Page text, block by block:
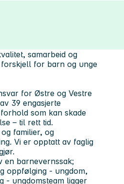
samarbeid og
for barn og unge
for Østre og Vestre
39 engasjerte
som kan skade
– til rett tid.
familier, og
Vi er opptatt av faglig
en barnevernssak;
oppfølging - ungdom,
- ungdomsteam ligger